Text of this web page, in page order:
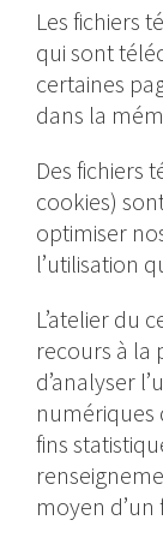
Les fichiers
qui sont
certaines
dans la
Des fichiers
cookies)
optimiser
l’utilisation
L’atelier du
recours à la
d’analyser
numériques
fins
moyen